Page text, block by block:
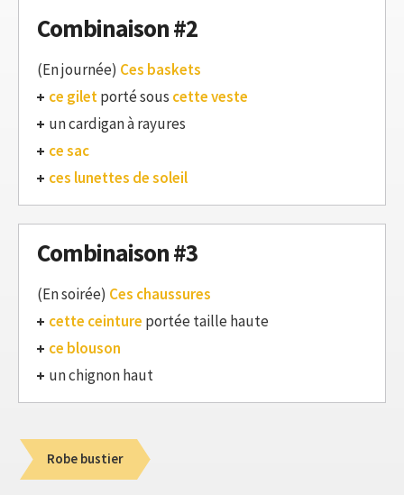
Combinaison #2
(En journée) Ces baskets
ce giletporté sous cette veste
un cardigan à rayures
ce sac
ces lunettes de soleil
Combinaison #3
(En soirée) Ces chaussures
cette ceinture portée taille haute
ce blouson
un chignon haut
Robe bustier